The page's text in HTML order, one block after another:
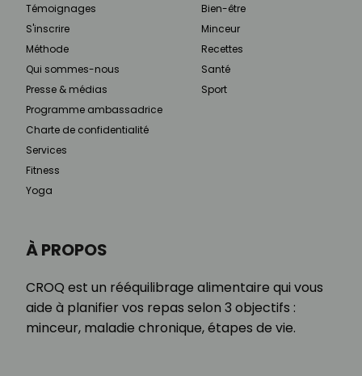
À PROPOS
CROQ est un rééquilibrage alimentaire qui vous
aide à planifier vos repas selon 3 objectifs :
minceur, maladie chronique, étapes de vie.
Témoignages
S'inscrire
Méthode
Qui sommes-nous
Presse & médias
Programme ambassadrice
Charte de confidentialité
Services
Fitness
Yoga
Bien-être
Minceur
Recettes
Santé
Sport